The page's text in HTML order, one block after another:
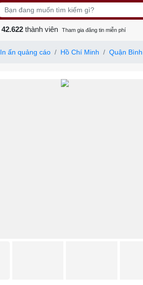
42.622 thành viên Tham gia đăng tin miễn phí
In ấn quảng cáo Hồ Chí Minh Quận